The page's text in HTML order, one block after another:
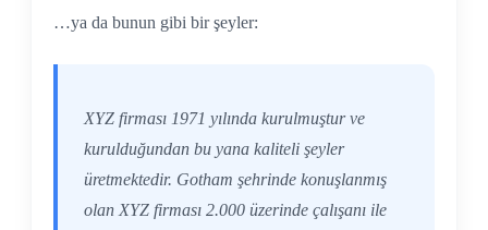
…ya da bunun gibi bir şeyler:
XYZ firması 1971 yılında kurulmuştur ve
kurulduğundan bu yana kaliteli şeyler
üretmektedir. Gotham şehrinde konuşlanmış
olan XYZ firması 2.000 üzerinde çalışanı ile